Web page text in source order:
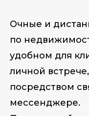
Очные и
по
удобном для
личной
посредством
мессенджере.